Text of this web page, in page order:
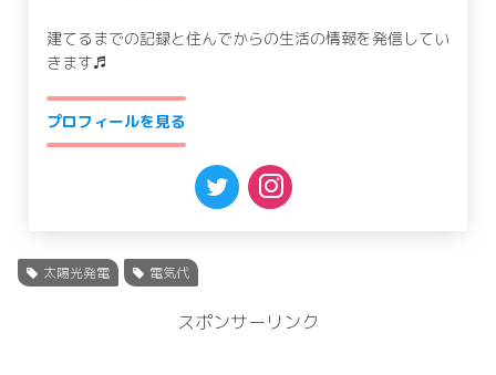
建てるまでの記録と住んでからの生活の情報を発信してい
きます♬
プロフィールを見る
太陽光発電 電気代
スポンサーリンク